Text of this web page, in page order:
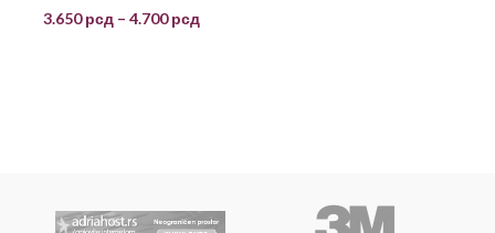
3.650рсд – 4.700рсд